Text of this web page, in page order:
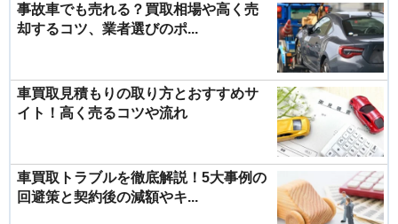
事故車でも売れる？買取相場や高く売
却するコツ、業者選びのポ...
車買取見積もりの取り方とおすすめサ
イト！高く売るコツや流れ
車買取トラブルを徹底解説！5大事例の
回避策と契約後の減額やキ...